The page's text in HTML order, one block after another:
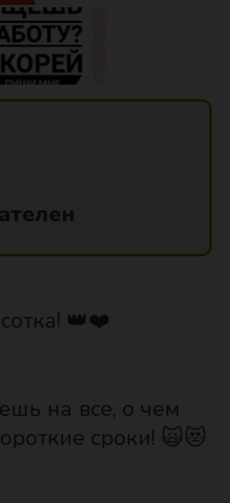
👑❤️
на все, о чем
сроки! 🙀😻